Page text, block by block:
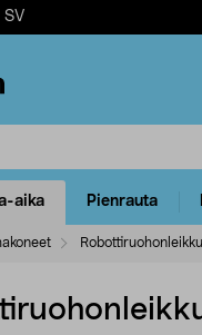
SV
aika Pienrauta